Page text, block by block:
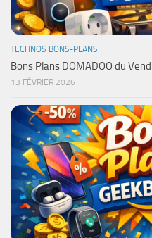
TECHNOS BONS-PLANS
Bons Plans DOMADOO du
13 FÉVRIER 2026